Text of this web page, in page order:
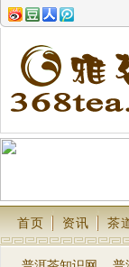
首页 资讯 茶